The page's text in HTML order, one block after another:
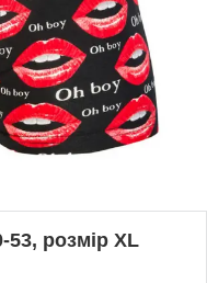
53, розмір XL